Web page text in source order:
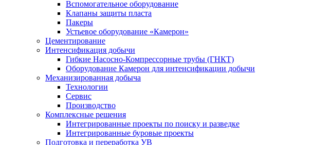
Вспомогательное оборудование
Клапаны защиты пласта
Пакеры
Устьевое оборудование «Камерон»
Цементирование
Интенсификация добычи
Гибкие Насосно-Компрессорные трубы (ГНКТ)
Оборудование Камерон для интенсификации добычи
Механизированная добыча
Технологии
Сервис
Производство
Комплексные решения
Интегрированные проекты по поиску и разведке
Интегрированные буровые проекты
Подготовка и переработка УВ